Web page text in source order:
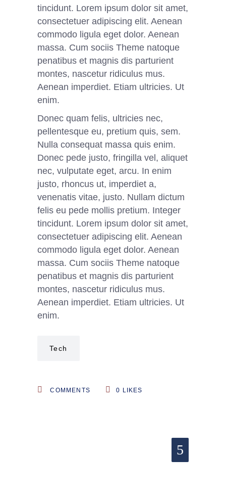
tincidunt. Lorem ipsum dolor sit amet,
consectetuer adipiscing elit. Aenean
commodo ligula eget dolor. Aenean
massa. Cum sociis Theme natoque
penatibus et magnis dis parturient
montes, nascetur ridiculus mus.
Aenean imperdiet. Etiam ultricies. Ut
enim.
Donec quam felis, ultricies nec,
pellentesque eu, pretium quis, sem.
Nulla consequat massa quis enim.
Donec pede justo, fringilla vel, aliquet
nec, vulputate eget, arcu. In enim
justo, rhoncus ut, imperdiet a,
venenatis vitae, justo. Nullam dictum
felis eu pede mollis pretium. Integer
tincidunt. Lorem ipsum dolor sit amet,
consectetuer adipiscing elit. Aenean
commodo ligula eget dolor. Aenean
massa. Cum sociis Theme natoque
penatibus et magnis dis parturient
montes, nascetur ridiculus mus.
Aenean imperdiet. Etiam ultricies. Ut
enim.
Tech
COMMENTS 0 LIKES